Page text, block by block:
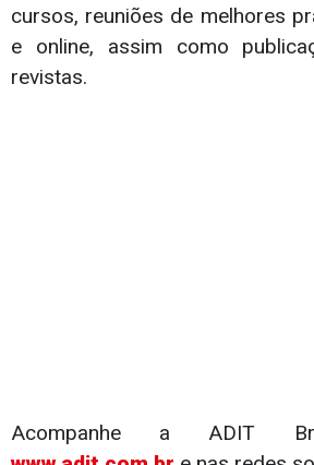
cursos, reuniões de melhores
e online, assim como
revistas.
Acompanhe a ADIT